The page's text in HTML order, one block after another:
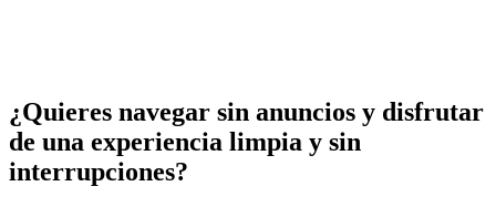
¿Quieres navegar sin anuncios y disfrutar
de una experiencia limpia y sin
interrupciones?